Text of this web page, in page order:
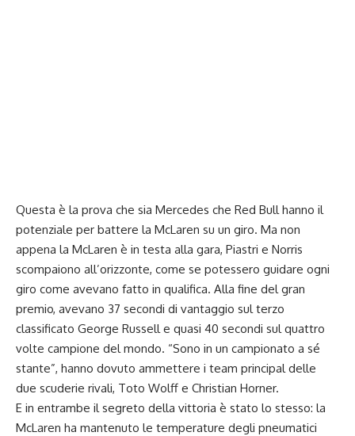
Questa è la prova che sia Mercedes che Red Bull hanno il
potenziale per battere la McLaren su un giro. Ma non
appena la McLaren è in testa alla gara, Piastri e Norris
scompaiono all’orizzonte, come se potessero guidare ogni
giro come avevano fatto in qualifica. Alla fine del gran
premio, avevano 37 secondi di vantaggio sul terzo
classificato George Russell e quasi 40 secondi sul quattro
volte campione del mondo. “Sono in un campionato a sé
stante”, hanno dovuto ammettere i team principal delle
due scuderie rivali, Toto Wolff e Christian Horner.
E in entrambe il segreto della vittoria è stato lo stesso: la
McLaren ha mantenuto le temperature degli pneumatici